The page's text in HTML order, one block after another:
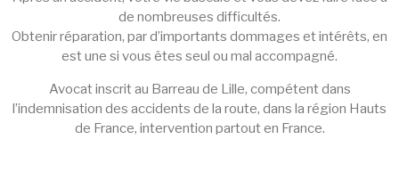
de nombreuses difficultés.
Obtenir réparation, par d’importants dommages et intérêts, en
est une si vous êtes seul ou mal accompagné.
Avocat inscrit au Barreau de Lille, compétent dans
l’indemnisation des accidents de la route, dans la région Hauts
de France, intervention partout en France.